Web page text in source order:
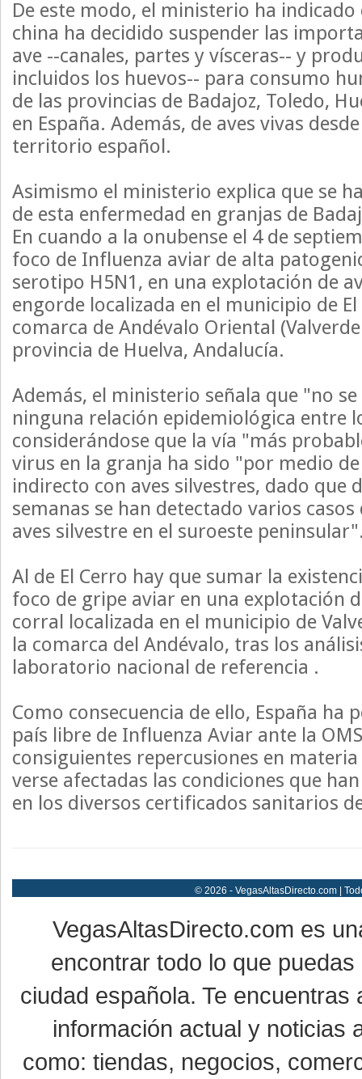
De este modo, el ministerio ha
china ha decidido suspender las
ave --canales, partes y vísceras-- y
incluidos los huevos-- para consumo
de las provincias de Badajoz, Toledo,
en España. Además, de aves vivas
territorio español.
Asimismo el ministerio explica que se
de esta enfermedad en granjas de
En cuando a la onubense el 4 de
foco de Influenza aviar de alta
serotipo H5N1, en una explotación de
engorde localizada en el municipio de
comarca de Andévalo Oriental
provincia de Huelva, Andalucía.
Además, el ministerio señala que "no
ninguna relación epidemiológica entre
considerándose que la vía "más
virus en la granja ha sido "por medio
indirecto con aves silvestres, dado que
semanas se han detectado varios casos
aves silvestre en el suroeste
Al de El Cerro hay que sumar la
foco de gripe aviar en una explotación
corral localizada en el municipio de
la comarca del Andévalo, tras los
laboratorio nacional de referencia .
Como consecuencia de ello, España ha
país libre de Influenza Aviar ante la
consiguientes repercusiones en
verse afectadas las condiciones que
en los diversos certificados sanitarios
© 2026 - VegasAltasDirecto.com |
VegasAltasDirecto.com es
encontrar todo lo que
ciudad española. Te
información actual y noticias
como: tiendas, negocios,